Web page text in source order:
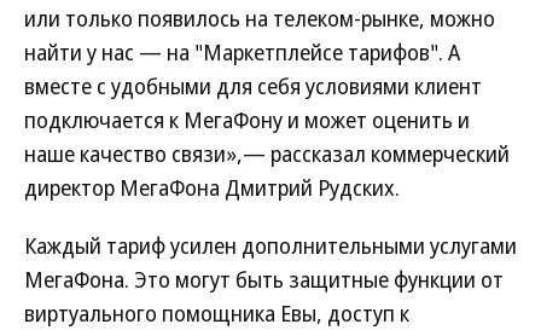
или только появилось на телеком-рынке, можно
найти у нас — на "Маркетплейсе тарифов". А
вместе с удобными для себя условиями клиент
подключается к МегаФону и может оценить и
наше качество связи»,— рассказал коммерческий
директор МегаФона Дмитрий Рудских.
Каждый тариф усилен дополнительными услугами
МегаФона. Это могут быть защитные функции от
виртуального помощника Евы, доступ к